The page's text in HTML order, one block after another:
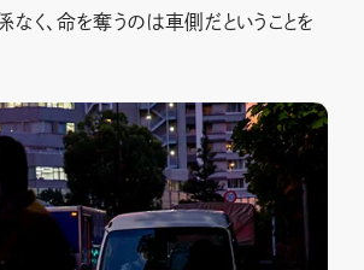
く、命を奪うのは車側だということを